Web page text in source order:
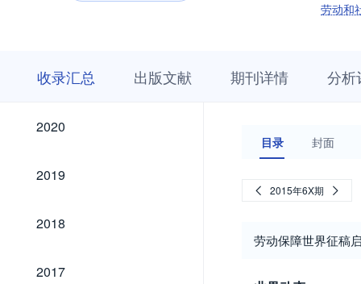
劳动和
收录汇总 出版文献 期刊详情 分析
2020
2020
2019
2019
2018
2018
2017
2017
目录 封面
2015年6X期
劳动保障世界征稿